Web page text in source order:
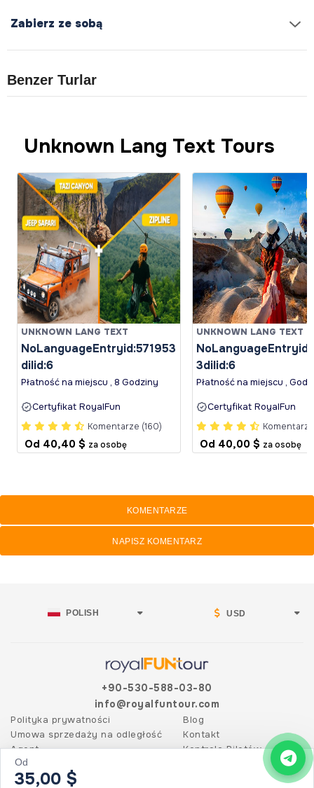
Od
35,00 $
Zabierz ze sobą
Benzer Turlar
Unknown Lang Text Tours
UNKNOWN LANG TEXT
NoLanguageEntryid:571953
dilid:6
Płatność na miejscu , 8 Godziny
Certyfikat RoyalFun
Komentarze (160)
Od 40,40 $ za osobę
UNKNOWN LANG TEXT
3dilid:6
Płatność na miejscu ,
Certyfikat RoyalFun
Komentarze
Od 40,00 $ za osobę
KOMENTARZE
NAPISZ KOMENTARZ
POLISH USD
+90-530-588-03-80
info@royalfuntour.com
Polityka prywatności
Umowa sprzedaży na odległość
Agent
Blog
Kontakt
Kontrola Biletów